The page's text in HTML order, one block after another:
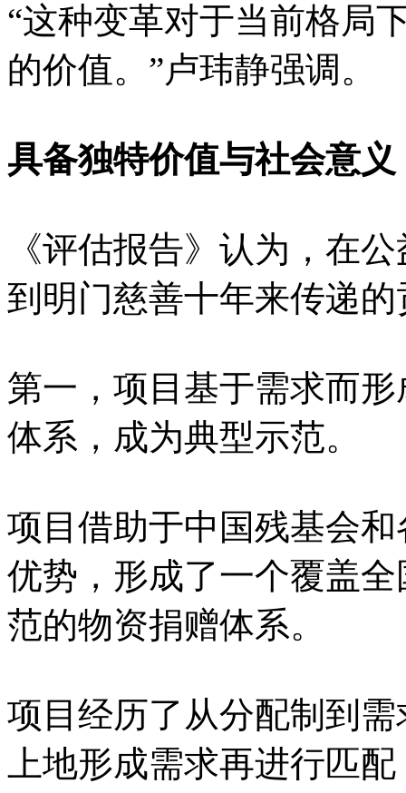
“这种变革对于当前格局
的价值。”卢玮静强调。
具备独特价值与社会意义
《评估报告》认为，在
到明门慈善十年来传递
第一，项目基于需求而
体系，成为典型示范。
项目借助于中国残基会
优势，形成了一个覆盖
范的物资捐赠体系。
项目经历了从分配制到
上地形成需求再进行匹